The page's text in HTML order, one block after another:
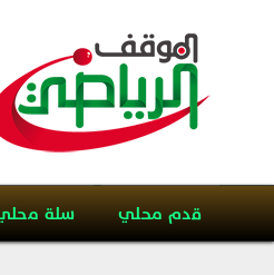
قدم محلي سلة